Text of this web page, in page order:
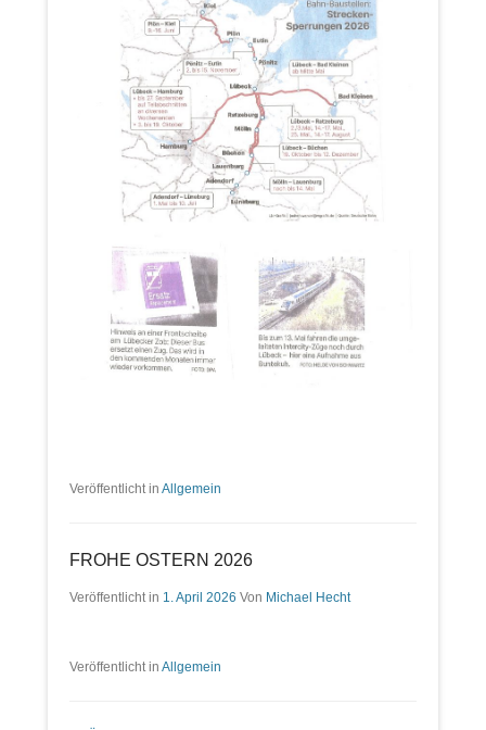
Veröffentlicht in Allgemein
FROHE OSTERN 2026
Veröffentlicht in 1. April 2026 Von Michael Hecht
Veröffentlicht in Allgemein